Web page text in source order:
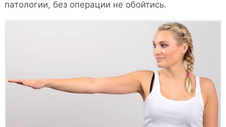
патологии, без операции не обойтись.